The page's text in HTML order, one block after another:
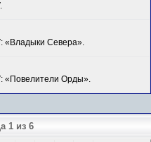
«Владыки Севера».
«Повелители Орды».
1 из 6